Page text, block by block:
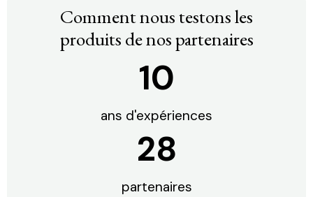
Comment nous testons les
produits de nos partenaires
10
ans d'expériences
30
partenaires